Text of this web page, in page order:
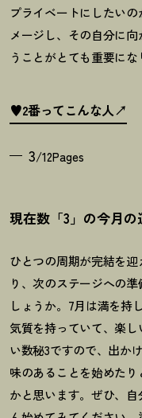
プライベートにしたい
メージし、その自分に
うことがとても重要にな
♥2番ってこんな人
3/12Pages
現在数「3」の今月の
ひとつの周期が完結を迎
り、次のステージへの
しょうか。 7月は満を持
気質を持っていて、楽
い数秘3ですので、出か
味のあることを始めた
かと思います。ぜひ、